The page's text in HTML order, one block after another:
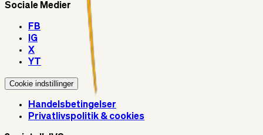
Sociale Medier
FB
IG
X
YT
Cookie indstillinger
Handelsbetingelser
Privatlivspolitik & cookies